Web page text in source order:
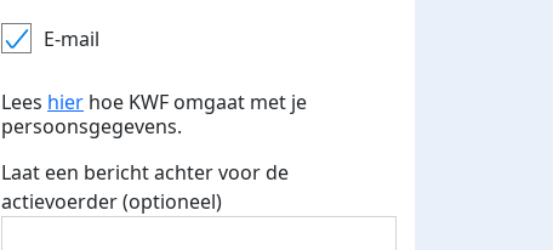
E-mail
Lees hier hoe KWF omgaat met je
persoonsgegevens.
Laat een bericht achter voor de
actievoerder (optioneel)